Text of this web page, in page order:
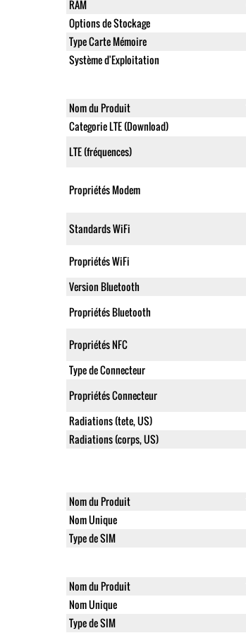
RAM
Options de Stockage
Type Carte Mémoire
Système d'Exploitation
Nom du Produit
Categorie LTE (Download)
LTE (fréquences)
Propriétés Modem
Standards WiFi
Propriétés WiFi
Version Bluetooth
Propriétés Bluetooth
Propriétés NFC
Type de Connecteur
Propriétés Connecteur
Radiations (tete, US)
Radiations (corps, US)
Nom du Produit
Nom Unique
Type de SIM
Nom du Produit
Nom Unique
Type de SIM